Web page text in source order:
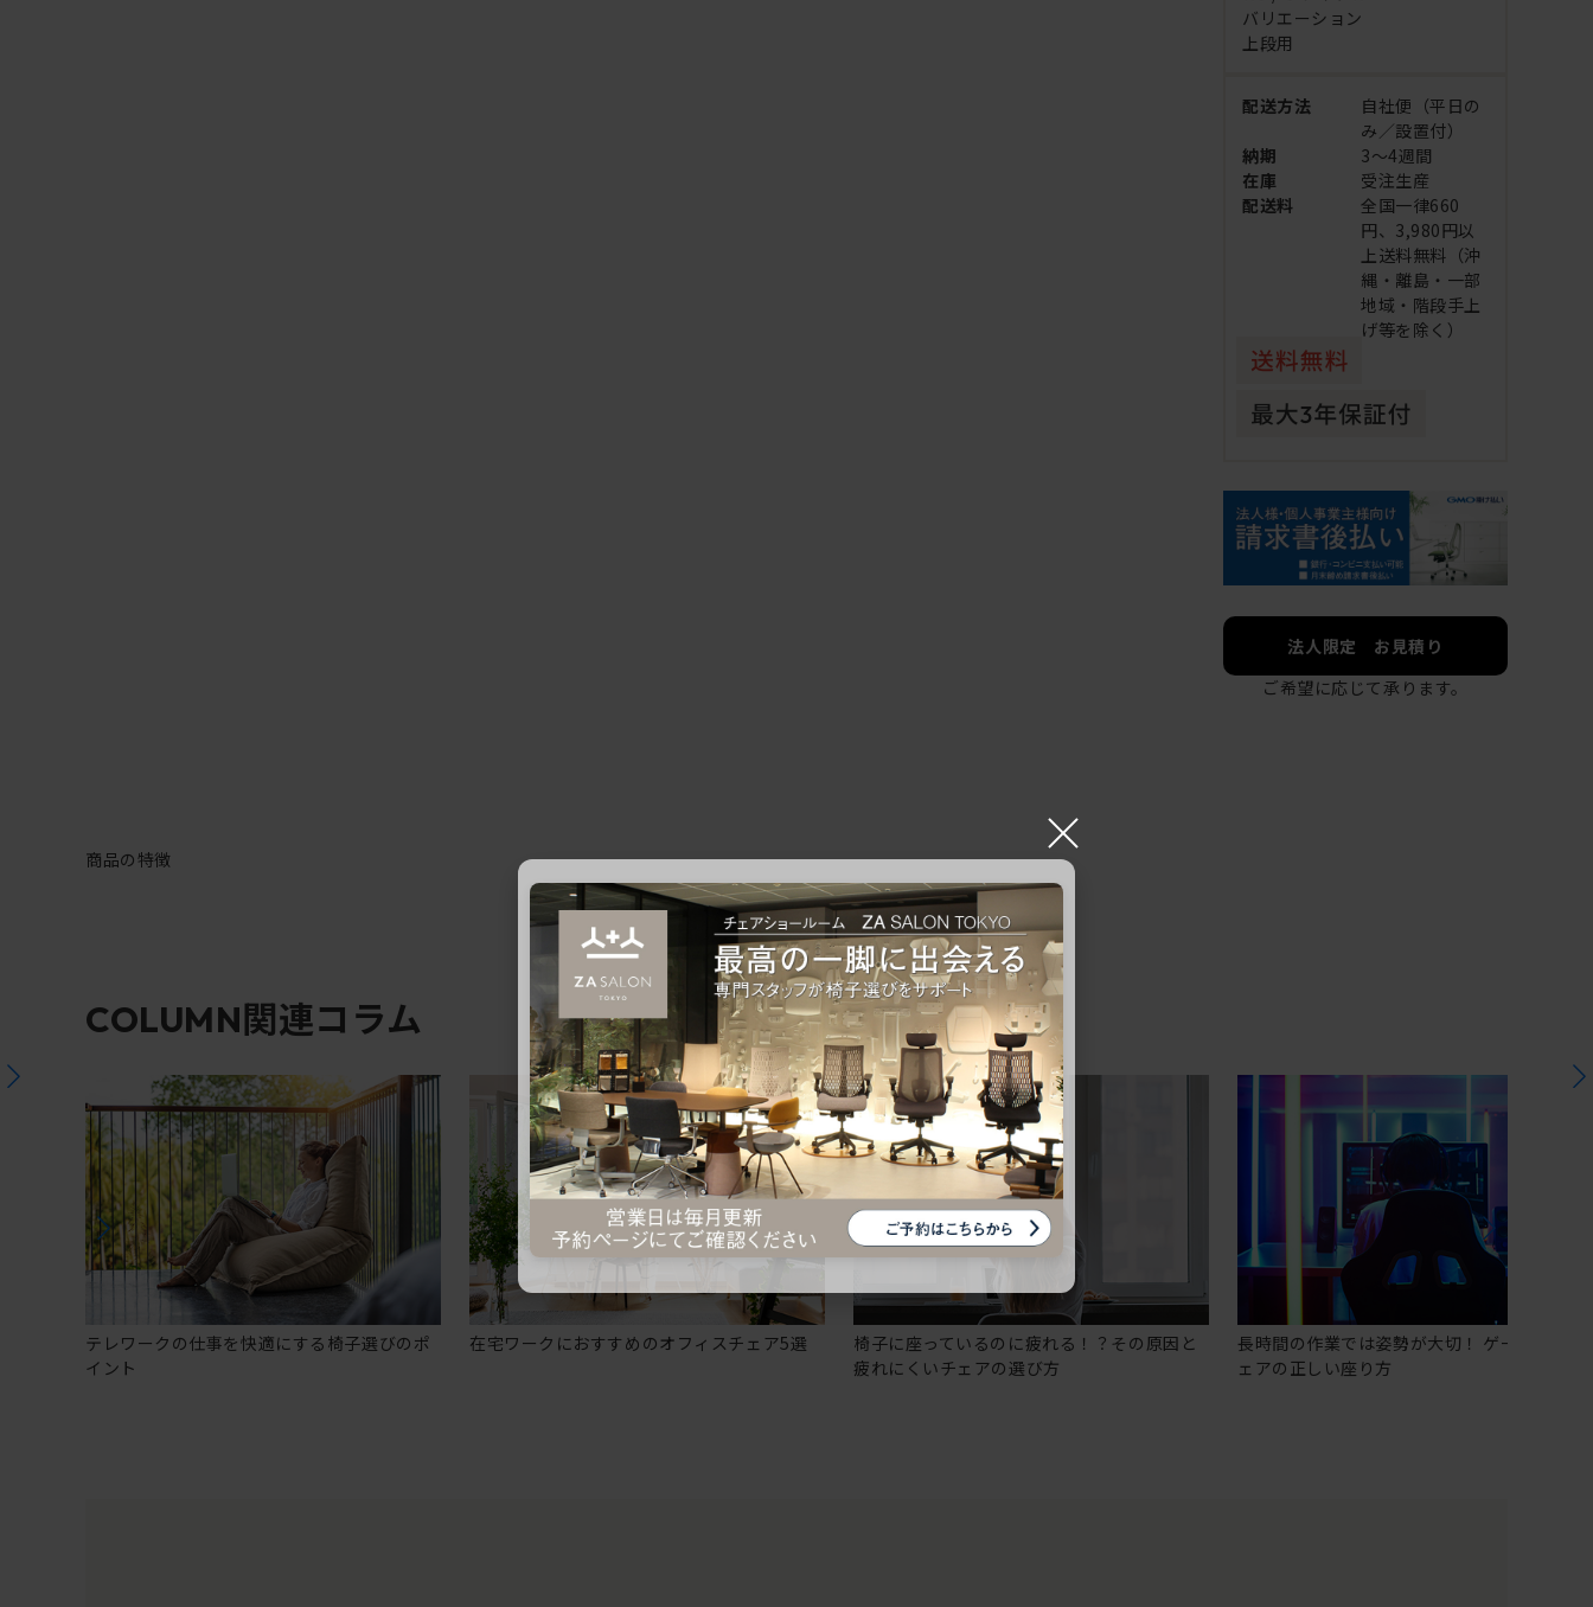
バリエーション
上段用
配送方法
自社便（平日の
み／設置付）
納期
3～4週間
在庫
受注生産
配送料
全国一律660
円、3,980円以
上送料無料（沖
縄・離島・一部
地域・階段手上
げ等を除く）
法人限定 お見積り
ご希望に応じて承ります。
商品の特徴
COLUMN関連コラム
テレワークの仕事を快適にする椅子選びのポ
イント
在宅ワークにおすすめのオフィスチェア5選
椅子に座っているのに疲れる！？その原因と
疲れにくいチェアの選び方
長時間の作業では姿勢が大切！ ゲーミングチ
ェアの正しい座り方
×